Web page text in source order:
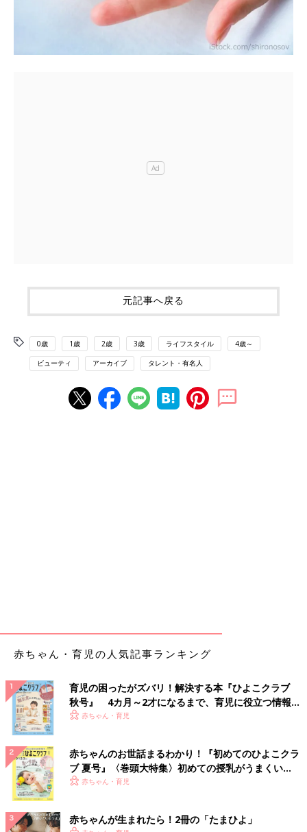
元記事へ戻る
0歳 1歳 2歳 3歳 ライフスタイル 4歳～
ビューティ アーカイブ タレント・有名人
赤ちゃん・育児の人気記事ランキング
育児の困ったがズバリ！解決する本『ひよこクラブ
秋号』 4カ月～2才になるまで、育児に役立つ情報が
いっぱい！
赤ちゃん・育児
赤ちゃんのお世話まるわかり！『初めてのひよこクラ
ブ 夏号』〈巻頭大特集〉初めての授乳がうまくい
く！ おっぱい・ミルクの基本と夏のトラブル 解決テ
赤ちゃん・育児
赤ちゃんが生まれたら！2冊の「たまひよ」